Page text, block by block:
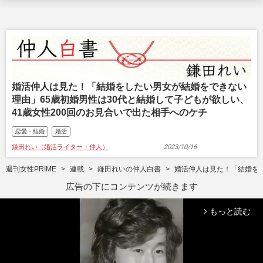
婚活仲人は見た！「結婚をしたい男女が結婚をできない
理由」65歳初婚男性は30代と結婚して子どもが欲しい、
41歳女性200回のお見合いで出た相手へのケチ
恋愛・結婚 婚活
鎌田れい（婚活ライター・仲人） 2023/10/16
週刊女性PRIME 連載 鎌田れいの仲人白書 婚活仲人は見た！「結婚を
広告の下にコンテンツが続きます
arrow_forward_ios もっと読む